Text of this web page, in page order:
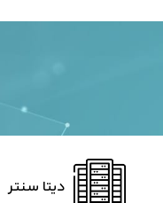
دیتا سنتر